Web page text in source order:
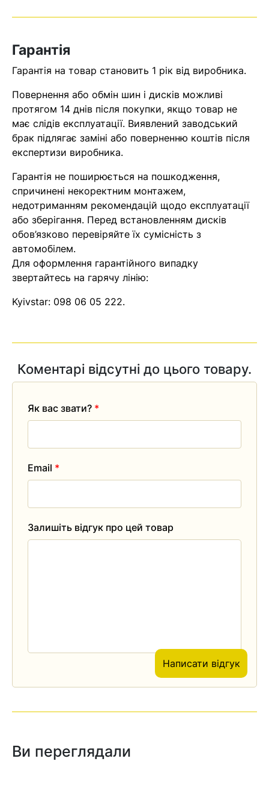
Contact form не
знайдена.
Гарантія
Гарантія на товар становить 1 рік від виробника.
Повернення або обмін шин і дисків можливі
протягом 14 днів після покупки, якщо товар не
має слідів експлуатації. Виявлений заводський
брак підлягає заміні або поверненню коштів після
експертизи виробника.
Гарантія не поширюється на пошкодження,
спричинені некоректним монтажем,
недотриманням рекомендацій щодо експлуатації
або зберігання. Перед встановленням дисків
обов’язково перевіряйте їх сумісність з
автомобілем.
Для оформлення гарантійного випадку
звертайтесь на гарячу лінію:
Kyivstar: 098 06 05 222.
Коментарі відсутні до цього товару.
Залишіть відгук про цей товар
Як вас звати? *
Email *
Написати відгук
Ви переглядали